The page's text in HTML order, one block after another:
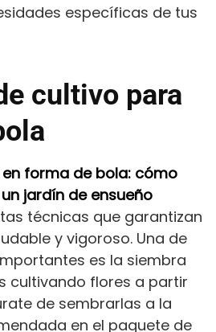
específicas de tus
cultivo para
forma de bola: cómo
jardín de ensueño
técnicas que garantizan
y vigoroso. Una de
es la siembra
cultivando flores a partir
de sembrarlas a la
en el paquete de